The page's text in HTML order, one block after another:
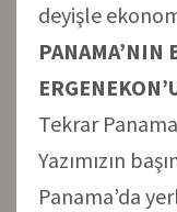
deyişle
PANAMA’NIN
Tekrar
Yazımızın
Panama’da